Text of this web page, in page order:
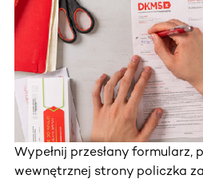
Wypełnij przesłany formularz,
wewnętrznej strony policzka